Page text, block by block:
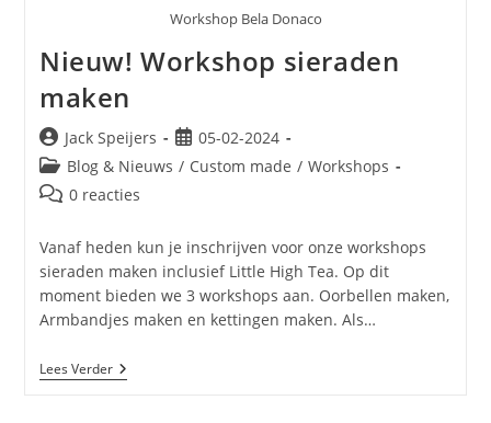
Workshop Bela Donaco
Nieuw! Workshop sieraden
maken
Jack Speijers
05-02-2024
Blog & Nieuws / Custom made / Workshops
0 reacties
Vanaf heden kun je inschrijven voor onze workshops
sieraden maken inclusief Little High Tea. Op dit
moment bieden we 3 workshops aan. Oorbellen maken,
Armbandjes maken en kettingen maken. Als…
Lees Verder